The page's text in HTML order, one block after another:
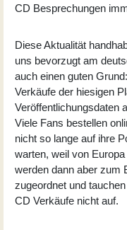
CD Besprechungen
Diese Aktualität
uns bevorzugt am
auch einen guten
Verkäufe der hiesigen
Veröffentlichungsdaten
Viele Fans bestellen
nicht so lange auf ihre
warten, weil von
werden dann aber zum
zugeordnet und
CD Verkäufe nicht auf.